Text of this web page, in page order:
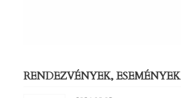
RENDEZVÉNYEK, ESEMÉNYEK